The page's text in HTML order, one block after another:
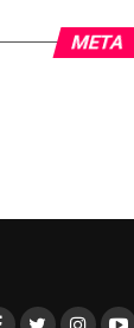
META